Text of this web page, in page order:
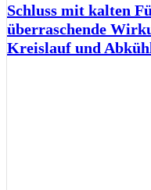
Schluss mit kalten
überraschende
Kreislauf und